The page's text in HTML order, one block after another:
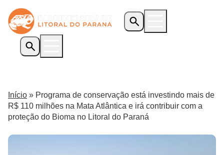
Iniciativas Apoiadas
Transparência
Início » Programa de conservação está investindo mais de
R$ 110 milhões na Mata Atlântica e irá contribuir com a
proteção do Bioma no Litoral do Paraná